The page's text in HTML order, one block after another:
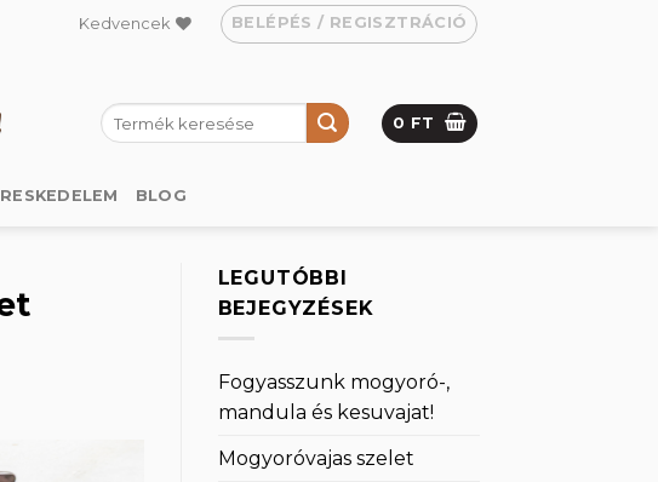
Kedvencek BELÉPÉS / REGISZTRÁCIÓ
Keresés
a
0 FT
BLOG
LEGUTÓBBI
BEJEGYZÉSEK
Fogyasszunk mogyoró-,
mandula és kesuvajat!
Mogyoróvajas szelet